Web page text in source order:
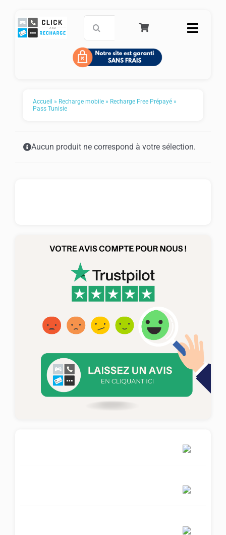
contenu
Toggle
Accueil
Accueil » Recharge mobile» Recharge Free Prépayé»
Pass Tunisie
Aucun produit ne correspond à votre sélection.